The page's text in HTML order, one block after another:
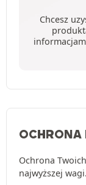
Chcesz
OCHRONA
Ochrona
najwyższej wagi.